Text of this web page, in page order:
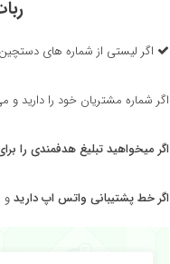
اگر لیستی از شماره های
اگر شماره مشتریان خود را دارید و
اگر میخواهید تبلیغ هدفمندی را
اگر خط پشتیبانی واتس اپ داریدو